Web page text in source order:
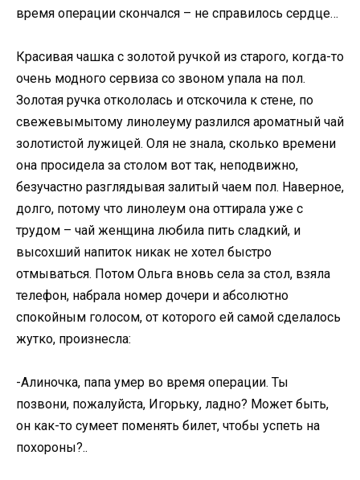
время операции скончался – не справилось сердце…
Красивая чашка с золотой ручкой из старого, когда-то
очень модного сервиза со звоном упала на пол.
Золотая ручка откололась и отскочила к стене, по
свежевымытому линолеуму разлился ароматный чай
золотистой лужицей. Оля не знала, сколько времени
она просидела за столом вот так, неподвижно,
безучастно разглядывая залитый чаем пол. Наверное,
долго, потому что линолеум она оттирала уже с
трудом – чай женщина любила пить сладкий, и
высохший напиток никак не хотел быстро
отмываться. Потом Ольга вновь села за стол, взяла
телефон, набрала номер дочери и абсолютно
спокойным голосом, от которого ей самой сделалось
жутко, произнесла:
-Алиночка, папа умер во время операции. Ты
позвони, пожалуйста, Игорьку, ладно? Может быть,
он как-то сумеет поменять билет, чтобы успеть на
похороны?..